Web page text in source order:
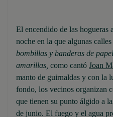
El encendido de las hogueras
noche en la que algunas calles
bombillas y banderas de
amarillas, como cantó Joan
manto de guirnaldas y con la
fondo, los vecinos organizan
que tienen su punto álgido a
de junio. El fuego y el agua